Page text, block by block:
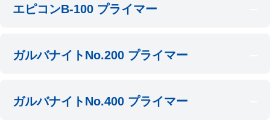
エピコンB-100 プライマー
ガルバナイトNo.200 プライマー
ガルバナイトNo.400 プライマー